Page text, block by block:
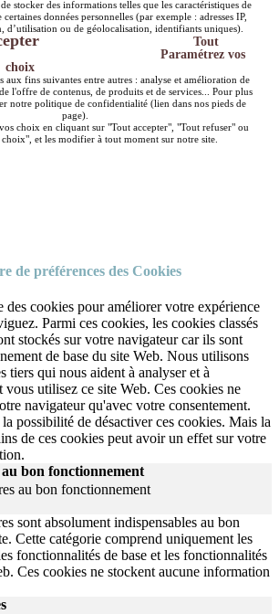
stocker des informations telles que les caractéristiques de
données personnelles (par exemple : adresses IP,
d’utilisation ou de géolocalisation, identifiants uniques).
Tout
Paramétrez vos
choix
aux fins suivantes entre autres : analyse et amélioration de
l'offre de contenus, de produits et de services... Pour plus
notre politique de confidentialité (lien dans nos pieds de
page).
choix en cliquant sur "Tout accepter", "Tout refuser" ou
choix", et les modifier à tout moment sur notre site.
de préférences des Cookies
cookies pour améliorer votre expérience
Parmi ces cookies, les cookies classés
stockés sur votre navigateur car ils sont
de base du site Web. Nous utilisons
tiers qui nous aident à analyser et à
vous utilisez ce site Web. Ces cookies ne
navigateur qu'avec votre consentement.
possibilité de désactiver ces cookies. Mais la
de ces cookies peut avoir un effet sur votre
au bon fonctionnement
au bon fonctionnement
sont absolument indispensables au bon
Cette catégorie comprend uniquement les
fonctionnalités de base et les fonctionnalités
Ces cookies ne stockent aucune information